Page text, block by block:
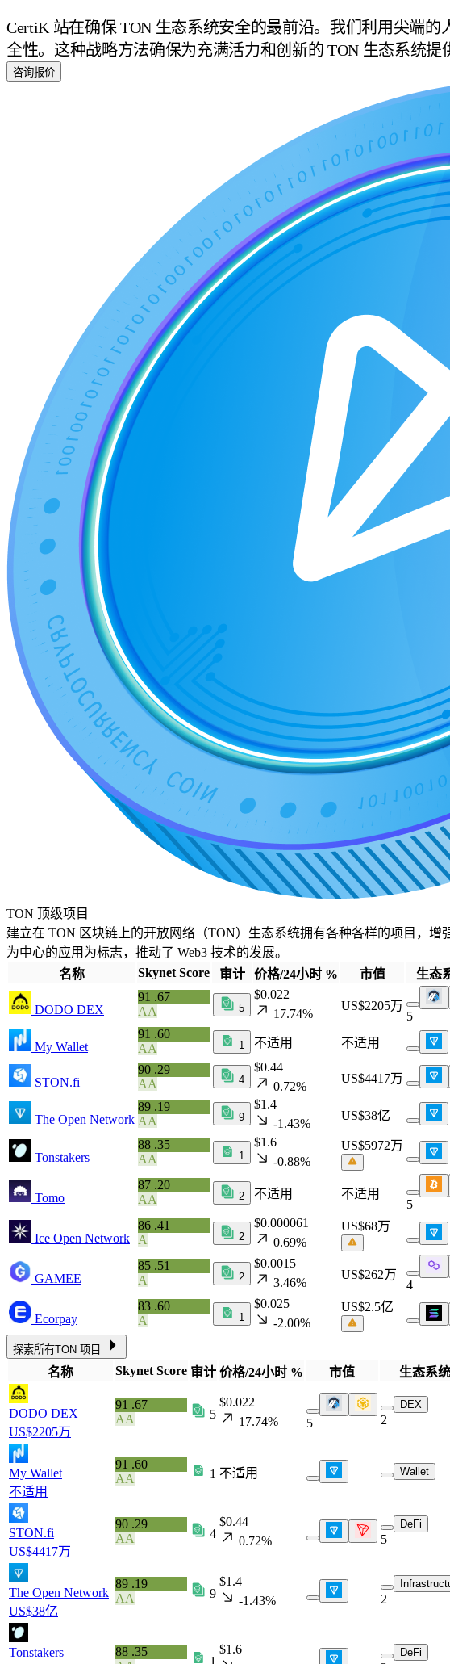
CertiK 站在确保 TON 生态系统安全的最前沿。我们利用尖端
全性。这种战略方法确保为充满活力和创新的 TON 生态系统提
咨询报价
TON 顶级项目
建立在 TON 区块链上的开放网络（TON）生态系统拥有各种各样的项目，
为中心的应用为标志，推动了 Web3 技术的发展。
名称
Skynet Score 审计 价格/24小时 % 市值 生态
DODO DEX
91 .67
AA
5
$0.022
17.74%
US$2205万
5
My Wallet
91 .60
AA
1 不适用 不适用
STON.fi
90 .29
AA
4
$0.44
0.72%
US$4417万
The Open Network
89 .19
AA
9
$1.4
-1.43%
US$38亿
Tonstakers
88 .35
AA
1
$1.6
-0.88%
US$5972万
Tomo
87 .20
AA
2 不适用 不适用
5
Ice Open Network
86 .41
A
2
$0.000061
0.69%
US$68万
GAMEE
85 .51
A
2
$0.0015
3.46%
US$262万
4
Ecorpay
83 .60
A
1
$0.025
-2.00%
US$2.5亿
探索所有TON 项目
名称 Skynet Score 审计 价格/24小时 % 市值 生态系统
DODO DEX
US$2205万
91 .67
AA
5
$0.022
17.74%
5
DEX
2
My Wallet
不适用
91 .60
AA
1 不适用 Wallet
STON.fi
US$4417万
90 .29
AA
4
$0.44
0.72%
DeFi
5
The Open Network
US$38亿
89 .19
AA
9
$1.4
-1.43%
2
Tonstakers 88 .35
$1.6
DeFi